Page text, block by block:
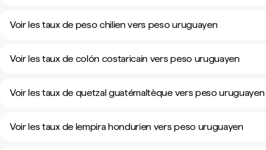
Voir les taux de peso chilien vers peso uruguayen
Voir les taux de colón costaricain vers peso uruguayen
Voir les taux de quetzal guatémaltèque vers peso uruguayen
Voir les taux de lempira hondurien vers peso uruguayen